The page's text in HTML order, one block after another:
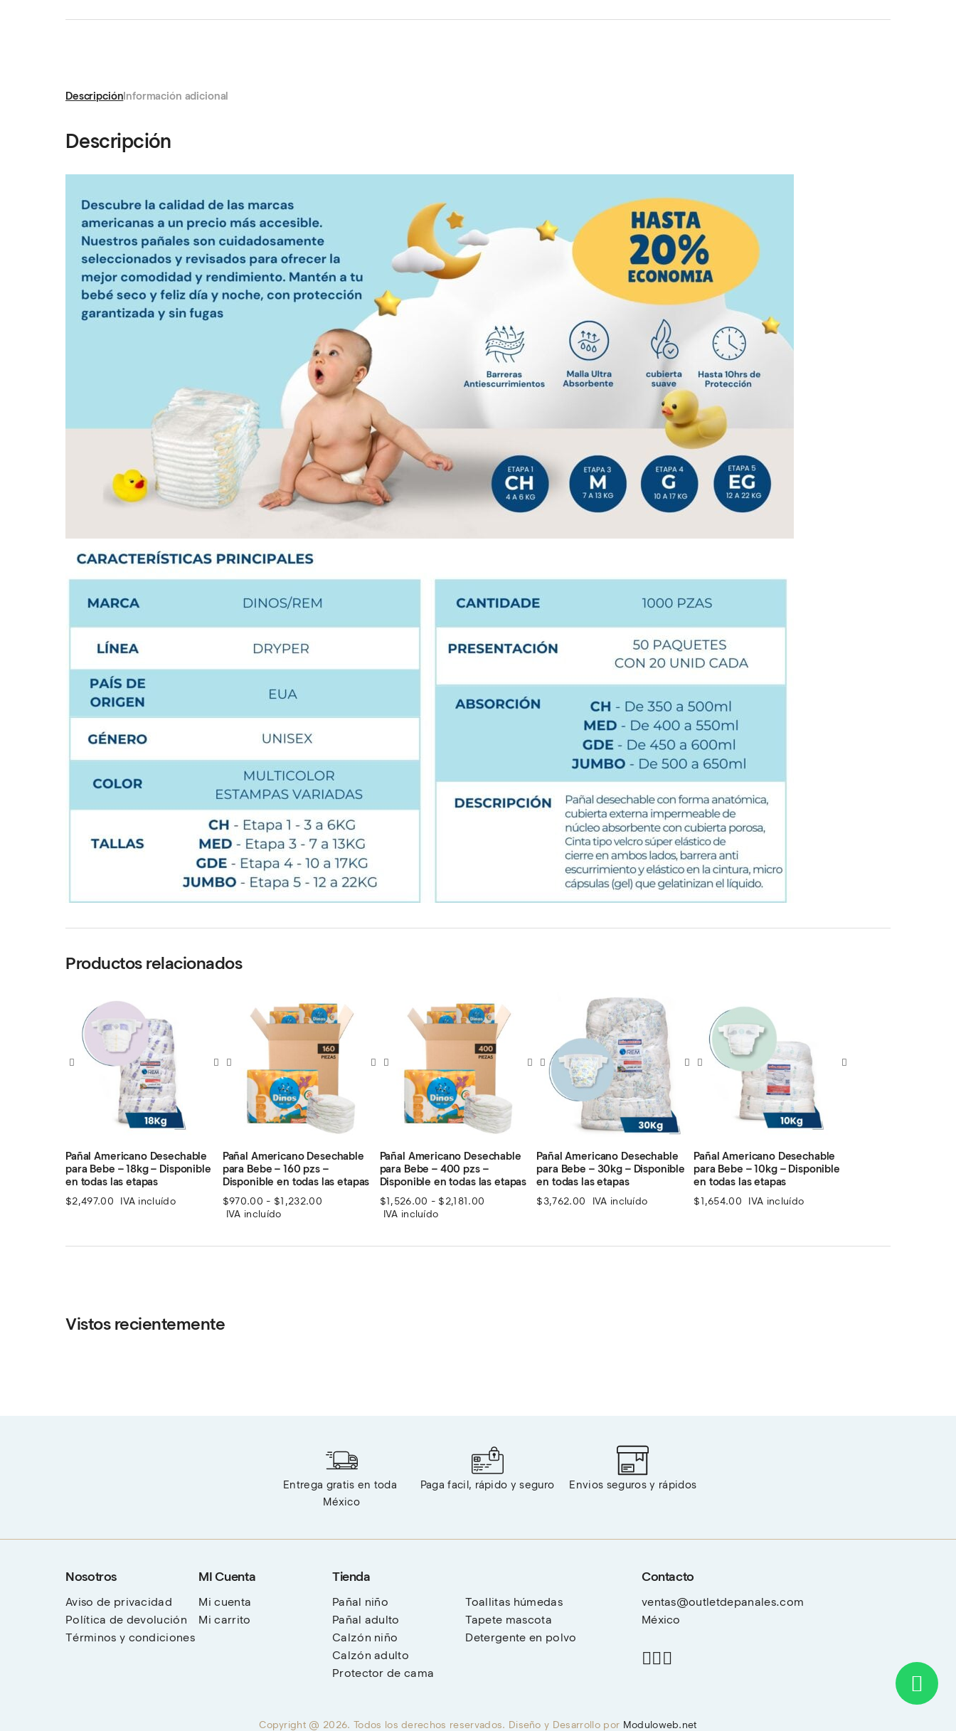
DescripciónInformación adicional
Descripción
Productos relacionados
Pañal Americano Desechable
para Bebe – 18kg – Disponible
en todas las etapas
$2,497.00 IVA incluído
Pañal Americano Desechable
para Bebe – 160 pzs –
Disponible en todas las etapas
$970.00 - $1,232.00Rango
IVA incluído
Pañal Americano Desechable
para Bebe – 400 pzs –
Disponible en todas las etapas
$1,526.00 - $2,181.00
IVA incluído
Pañal Americano Desechable
para Bebe – 30kg – Disponible
en todas las etapas
$3,762.00 IVA incluído
Pañal Americano Desechable
para Bebe – 10kg – Disponible
en todas las etapas
$1,654.00 IVA incluído
Vistos recientemente
Entrega gratis en toda
México
Paga facil, rápido y seguro Envios seguros y rápidos
Nosotros
Aviso de privacidad
Política de devolución
Términos y condiciones
MI Cuenta
Mi cuenta
Mi carrito
Tienda
Pañal niño
Pañal adulto
Calzón niño
Calzón adulto
Protector de cama
Toallitas húmedas
Tapete mascota
Detergente en polvo
Contacto
ventas@outletdepanales.com
México
Copyright @ 2026. Todos los derechos reservados. Diseño y Desarrollo por Moduloweb.net